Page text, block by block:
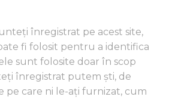
înregistrat pe acest site,
fi folosit pentru a identifica
sunt folosite doar în scop
înregistrat putem ști, de
pe care ni le-ați furnizat, cum